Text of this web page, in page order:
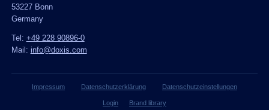
53227 Bonn
Germany
Tel: +49 228 90896-0
Mail: info@doxis.com
Impressum Datenschutzerklärung Datenschutzeinstellungen
Login Brand library